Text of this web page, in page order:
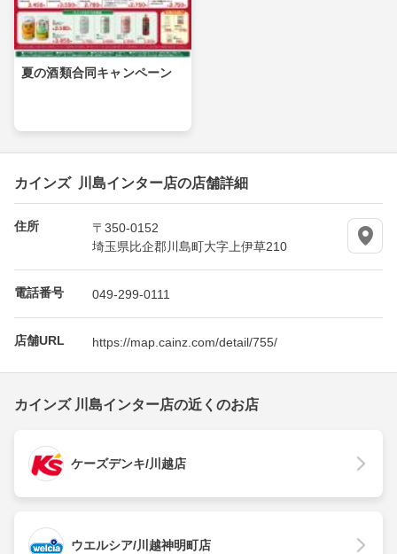
夏の酒類合同キャンペーン
カインズ 川島インター店の店舗詳細
住所
〒350-0152
埼玉県比企郡川島町大字上伊草210
電話番号 049-299-0111
店舗URL https://map.cainz.com/detail/755/
カインズ 川島インター店の近くのお店
ケーズデンキ/川越店
ウエルシア/川越神明町店